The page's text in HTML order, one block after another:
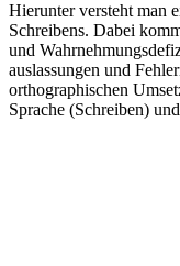
Hierunter versteht man
Schreibens. Dabei
und
auslassungen und
orthographischen
Sprache (Schreiben)